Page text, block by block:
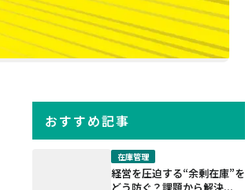
おすすめ記事
在庫管理
経営を圧迫する“余剰在庫”を